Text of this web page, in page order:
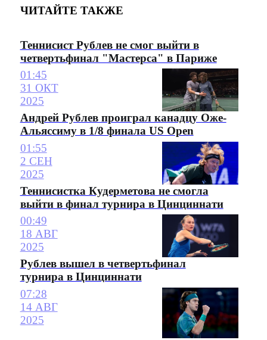
ЧИТАЙТЕ ТАКЖЕ
Теннисист Рублев не смог выйти в
четвертьфинал "Мастерса" в Париже
01:45
31 ОКТ
2025
Андрей Рублев проиграл канадцу Оже-
Альяссиму в 1/8 финала US Open
01:55
2 СЕН
2025
Теннисистка Кудерметова не смогла
выйти в финал турнира в Цинциннати
00:49
18 АВГ
2025
Рублев вышел в четвертьфинал
турнира в Цинциннати
07:28
14 АВГ
2025